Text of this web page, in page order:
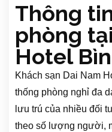
Thông
phòng
Hotel
Khách sạn Dai Nam
thống phòng nghỉ đa
lưu trú của nhiều đối
theo số lượng người,